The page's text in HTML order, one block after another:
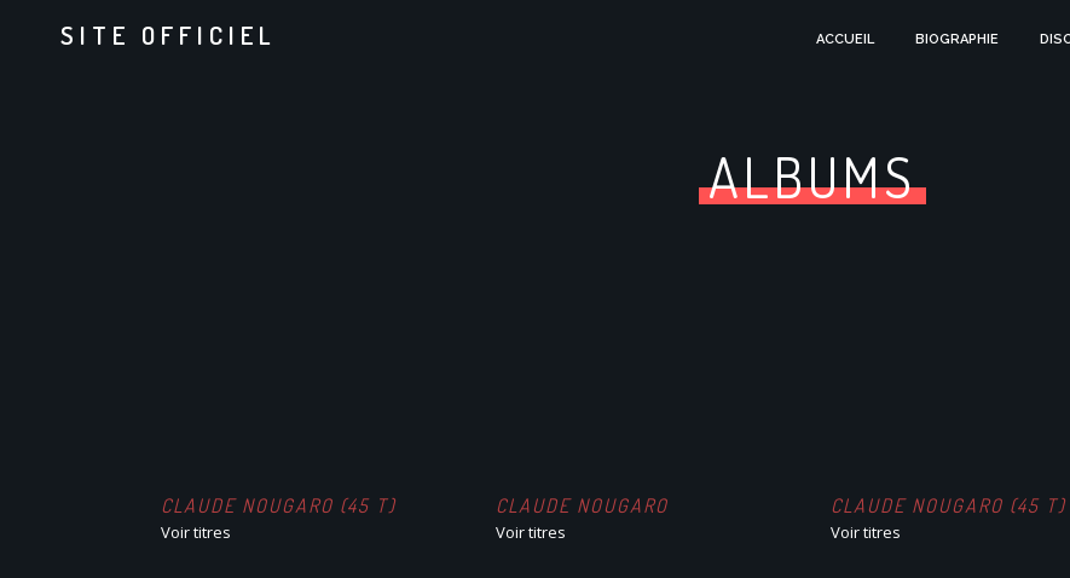
SITE OFFICIEL ACCUEIL BIOGRAPHIE
ALBUMS
CLAUDE NOUGARO (45 T)
Voir titres
CLAUDE NOUGARO
Voir titres
CLAUDE NOUGARO (45 T)
Voir titres